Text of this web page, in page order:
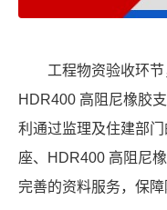
工程物资验收环
HDR400 高阻尼橡胶
利通过监理及住建部
座、HDR400 高阻尼
完善的资料服务，保障